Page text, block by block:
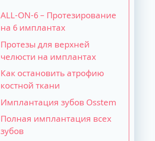
ALL-ON-6 – Протезирование
на 6 имплантах
Протезы для верхней
челюсти на имплантах
Как остановить атрофию
костной ткани
Имплантация зубов Osstem
Полная имплантация всех
зубов